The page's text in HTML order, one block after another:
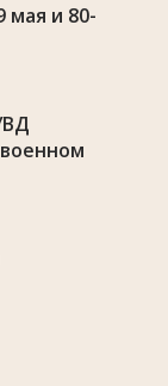
мая и 80-